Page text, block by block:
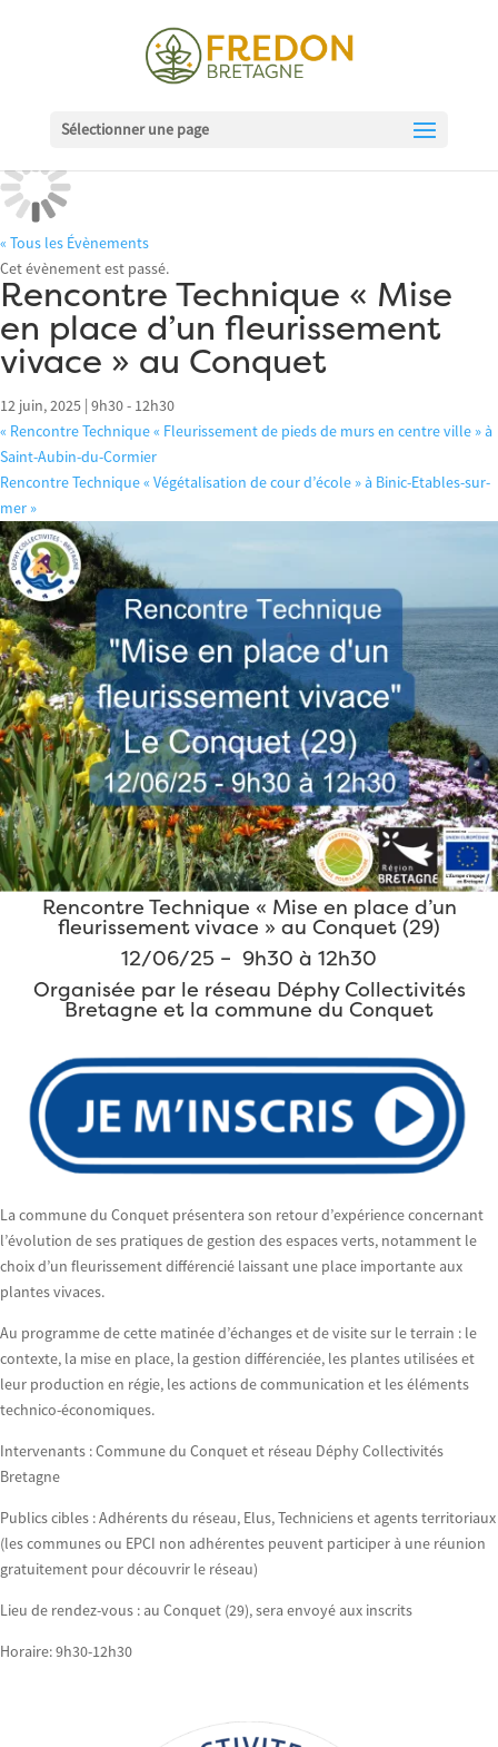
Sélectionner une page
« Tous les Évènements
Cet évènement est passé.
Rencontre Technique « Mise
en place d’un fleurissement
vivace » au Conquet
12 juin, 2025 | 9h30- 12h30
« Rencontre Technique « Fleurissement de pieds de murs en centre ville » à
Saint-Aubin-du-Cormier
Rencontre Technique « Végétalisation de cour d’école » à Binic-Etables-sur-
mer »
Rencontre Technique « Mise en place d’un
fleurissement vivace » au Conquet (29)
12/06/25 – 9h30 à 12h30
Organisée par le réseau Déphy Collectivités
Bretagne et la commune du Conquet
La commune du Conquet présentera son retour d’expérience concernant
l’évolution de ses pratiques de gestion des espaces verts, notamment le
choix d’un fleurissement différencié laissant une place importante aux
plantes vivaces.
Au programme de cette matinée d’échanges et de visite sur le terrain : le
contexte, la mise en place, la gestion différenciée, les plantes utilisées et
leur production en régie, les actions de communication et les éléments
technico-économiques.
Intervenants : Commune du Conquet et réseau Déphy Collectivités
Bretagne
Publics cibles : Adhérents du réseau, Elus, Techniciens et agents territoriaux
(les communes ou EPCI non adhérentes peuvent participer à une réunion
gratuitement pour découvrir le réseau)
Lieu de rendez-vous : au Conquet (29), sera envoyé aux inscrits
Horaire: 9h30-12h30